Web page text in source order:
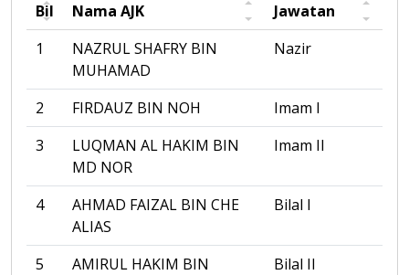
Bil Nama AJK
Jawatan
1
NAZRUL SHAFRY BIN
MUHAMAD
Nazir
2 FIRDAUZ BIN NOH
Imam I
3
LUQMAN AL HAKIM BIN
MD NOR
Imam II
4
AHMAD FAIZAL BIN CHE
ALIAS
Bilal I
5
AMIRUL HAKIM BIN
Bilal II